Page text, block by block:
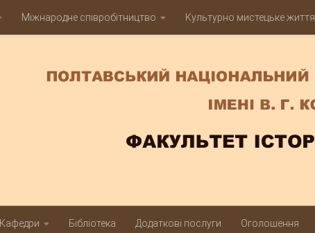
Міжнародне співробітництво Культурно мистецьке життя
Кафедри Бібліотека Додаткові послуги Оголошення